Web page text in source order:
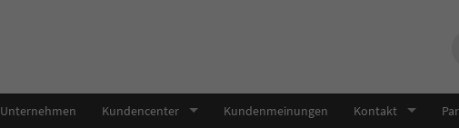
Unternehmen Kundencenter Kundenmeinungen Kontakt